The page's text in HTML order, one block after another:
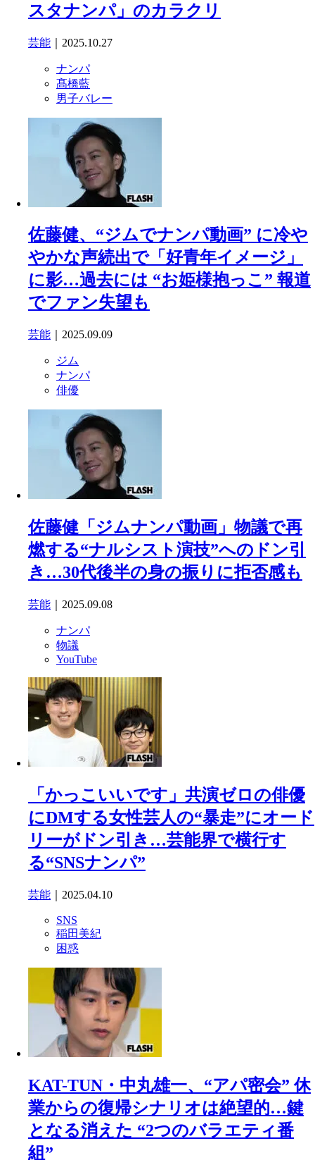
スタナンパ」のカラクリ
芸能 ｜2025.10.27
ナンパ
髙橋藍
男子バレー
佐藤健、“ジムでナンパ動画” に冷や
やかな声続出で「好青年イメージ」
に影…過去には “お姫様抱っこ” 報道
でファン失望も
芸能 ｜2025.09.09
ジム
ナンパ
俳優
佐藤健「ジムナンパ動画」物議で再
燃する“ナルシスト演技”へのドン引
き…30代後半の身の振りに拒否感も
芸能 ｜2025.09.08
ナンパ
物議
YouTube
「かっこいいです」共演ゼロの俳優
にDMする女性芸人の“暴走”にオード
リーがドン引き…芸能界で横行す
る“SNSナンパ”
芸能 ｜2025.04.10
SNS
稲田美紀
困惑
KAT-TUN・中丸雄一、“アパ密会” 休
業からの復帰シナリオは絶望的…鍵
となる消えた “2つのバラエティ番
組”